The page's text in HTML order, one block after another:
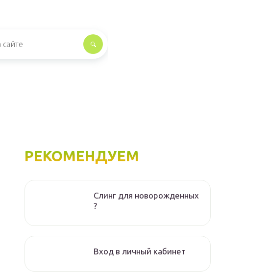
РЕКОМЕНДУЕМ
Слинг для новорожденных
?
Вход в личный кабинет